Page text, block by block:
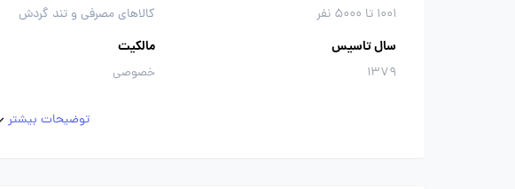
1001 تا 5000 نفر کالاهای مصرفی و تند گردش
سال تاسیس
1379
مالکیت
خصوصی
توضیحات بیشتر